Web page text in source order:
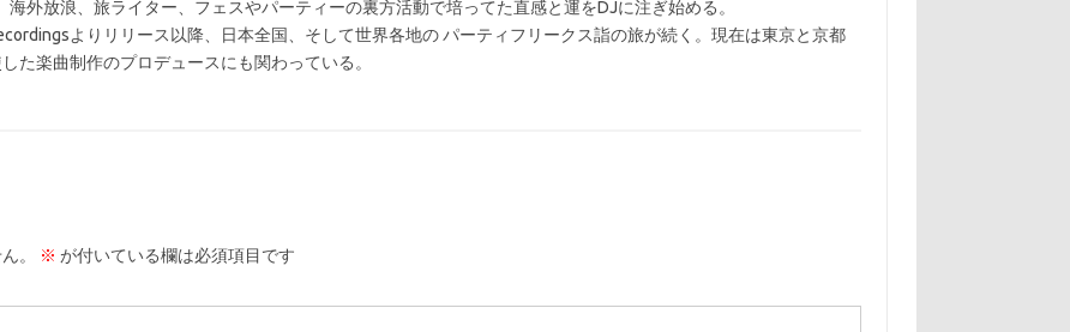
外放浪、旅ライター、フェスやパーティーの裏方活動で培ってた直感と運をDJに注ぎ始める。
よりリリース以降、日本全国、そして世界各地の パーティフリークス詣の旅が続く。現在は東京と京都
た楽曲制作のプロデュースにも関わっている。
。 ※ が付いている欄は必須項目です